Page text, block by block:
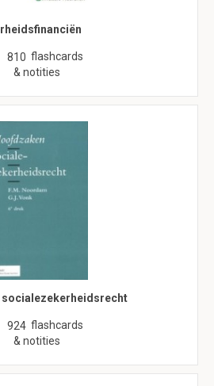
810 flashcards
& notities
socialezekerheidsrecht
924 flashcards
& notities